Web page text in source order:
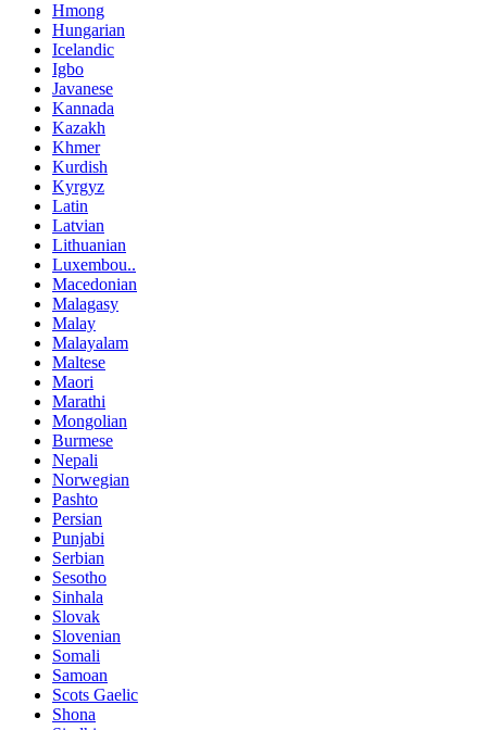
Hmong
Hungarian
Icelandic
Igbo
Javanese
Kannada
Kazakh
Khmer
Kurdish
Kyrgyz
Latin
Latvian
Lithuanian
Luxembou..
Macedonian
Malagasy
Malay
Malayalam
Maltese
Maori
Marathi
Mongolian
Burmese
Nepali
Norwegian
Pashto
Persian
Punjabi
Serbian
Sesotho
Sinhala
Slovak
Slovenian
Somali
Samoan
Scots Gaelic
Shona